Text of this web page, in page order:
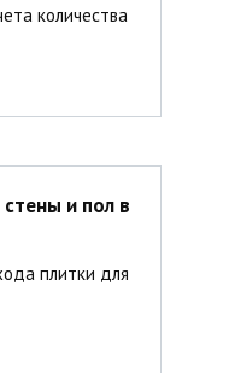
количества
и пол в
плитки для